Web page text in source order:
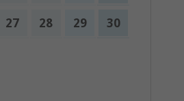
27 28 29 30